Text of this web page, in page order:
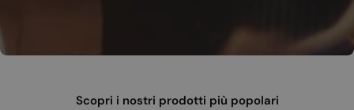
Scopri i nostri prodotti più popolari